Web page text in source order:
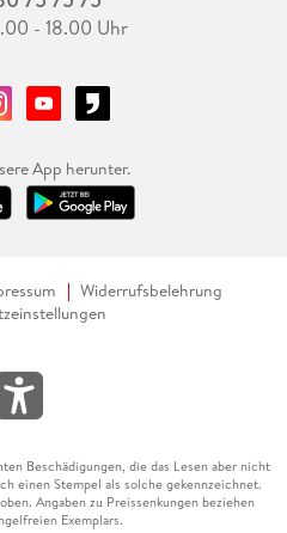
- 18.00 Uhr
App herunter.
Widerrufsbelehrung
Beschädigungen, die das Lesen aber nicht
einen Stempel als solche gekennzeichnet.
Angaben zu Preissenkungen beziehen
Exemplars.